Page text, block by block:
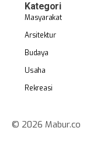
Kategori
Masyarakat
Arsitektur
Budaya
Usaha
Rekreasi
© 2026 Mabur.co